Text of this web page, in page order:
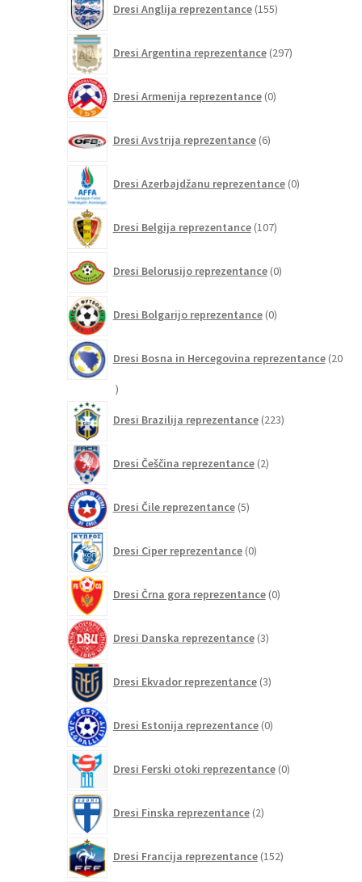
Dresi Anglija reprezentance 155izdelkov
Dresi Argentina reprezentance 297izdelkov
Dresi Armenija reprezentance 0izdelkov
Dresi Avstrija reprezentance 6izdelkov
Dresi Azerbajdžanu reprezentance 0izdelkov
Dresi Belgija reprezentance 107izdelkov
Dresi Belorusijo reprezentance 0izdelkov
Dresi Bolgarijo reprezentance 0izdelkov
Dresi Bosna in Hercegovina reprezentance 20
20
Dresi Brazilija reprezentance 223izdelkov
Dresi Češčina reprezentance 2izdelka
Dresi Čile reprezentance 5izdelkov
Dresi Ciper reprezentance 0izdelkov
Dresi Črna gora reprezentance 0izdelkov
Dresi Danska reprezentance 3izdelki
Dresi Ekvador reprezentance 3izdelki
Dresi Estonija reprezentance 0izdelkov
Dresi Ferski otoki reprezentance 0izdelkov
Dresi Finska reprezentance 2izdelka
Dresi Francija reprezentance 152izdelkov